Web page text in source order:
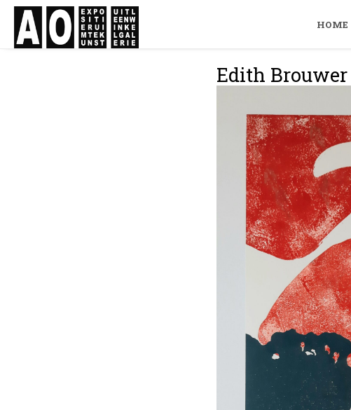
HOME
Edith